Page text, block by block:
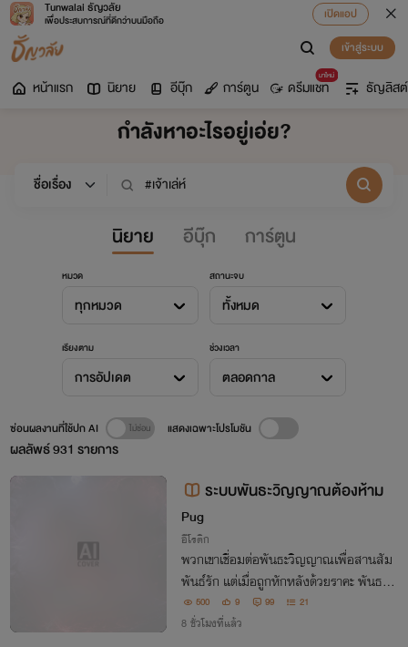
Tunwalai ธัญวลัย
เพื่อประสบการณ์ที่ดีกว่าบนมือถือ
เปิดแอป
เข้าสู่ระบบ
หน้าแรก นิยาย อีบุ๊ก การ์ตูน
มาใหม่
ดรีมแชท ธัญลิสต์
กำลังหาอะไรอยู่เอ่ย?
นิยาย อีบุ๊ก การ์ตูน
หมวด
ทุกหมวด
สถานะจบ
ทั้งหมด
เรียงตาม
การอัปเดต
ช่วงเวลา
ตลอดกาล
ผลลัพธ์931 รายการ
ซ่อนผลงานที่ใช้ปก AI แสดงเฉพาะโปรโมชัน
ระบบพันธะวิญญาณต้องห้าม
Pug
อีโรติก
พวกเขาเชื่อมต่อพันธะวิญญาณเพื่อสานสัม
พันธ์รัก แต่เมื่อถูกหักหลังด้วยราคะ พันธวิ
ญญาณต้องห้ามจึงก่อกำเนิดเพื่อล้างแค้นแ
ละทวงคืนสิ่งที่เป็นของเขากลับคืนมา
500 9 99 21
8 ชั่วโมงที่แล้ว